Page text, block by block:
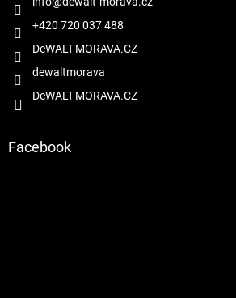
+420 720 037 488
DeWALT-MORAVA.CZ
dewaltmorava
DeWALT-MORAVA.CZ
Facebook